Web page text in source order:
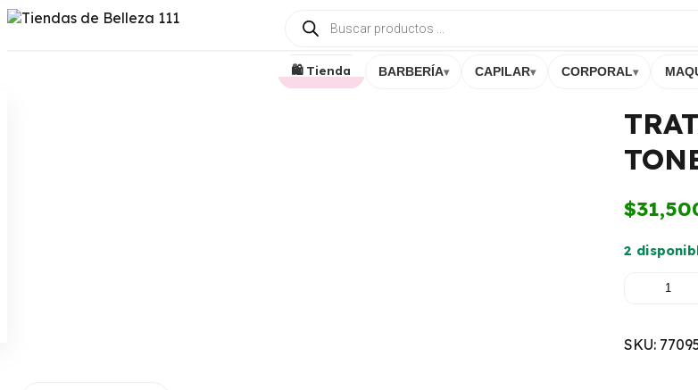
🛍️ Tienda BARBERÍA▾ CAPILAR▾ CORPORAL▾
$
2
SKU: